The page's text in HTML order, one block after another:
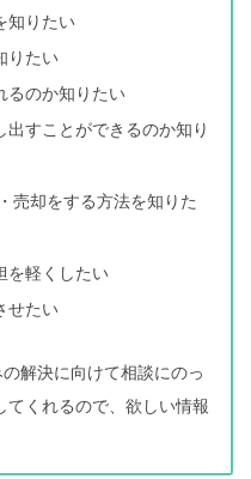
知りたい
りたい
るのか知りたい
すことができるのか知り
売却をする方法を知りた
を軽くしたい
せたい
解決に向けて相談にのっ
てくれるので、欲しい情報